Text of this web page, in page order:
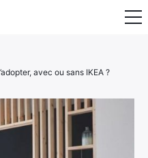
avec ou sans IKEA ?